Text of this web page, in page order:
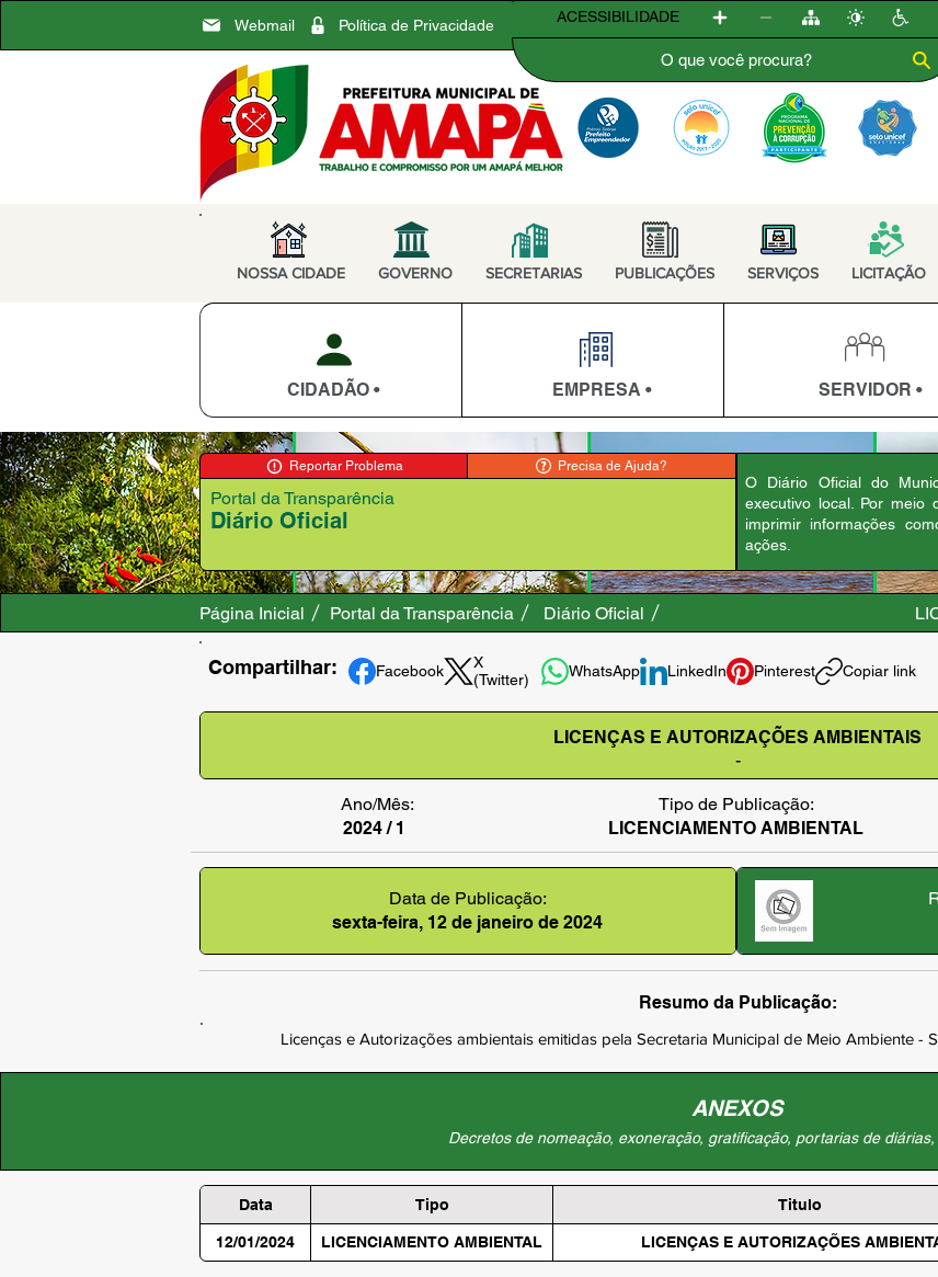
Webmail Política de Privacidade ACESSIBILIDADE
NOSSA CIDADE GOVERNO SECRETARIAS PUBLICAÇÕES SERVIÇOS LICITAÇÃO
CIDADÃO • EMPRESA • SERVIDOR •
Reportar Problema Precisa de Ajuda?
Diário Oficial
Portal da Transparência
O Diário Oficial do
executivo local. Por meio
imprimir informações
ações.
Página Inicial Portal da Transparência Diário Oficial
Compartilhar: Facebook
X
(Twitter)
WhatsApp LinkedIn Pinterest Copiar link
LICENÇAS E AUTORIZAÇÕES AMBIENTAIS
-
Ano/Mês:
2024 / 1
Tipo de Publicação:
LICENCIAMENTO AMBIENTAL
Data de Publicação:
sexta-feira, 12 de janeiro de 2024
Resumo da Publicação:
Licenças e Autorizações ambientais emitidas pela Secretaria Municipal de Meio Ambiente -
ANEXOS
Decretos de nomeação, exoneração, gratificação, portarias de
Data Tipo Titulo
12/01/2024 LICENCIAMENTO AMBIENTAL LICENÇAS E AUTORIZAÇÕES